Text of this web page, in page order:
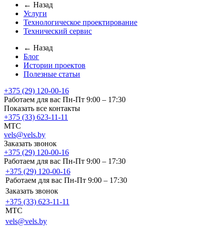
← Назад
Услуги
Технологическое проектирование
Технический сервис
← Назад
Блог
Истории проектов
Полезные статьи
+375 (29) 120-00-16
Работаем для вас Пн-Пт 9:00 – 17:30
Показать все контакты
+375 (33) 623-11-11
MTC
vels@vels.by
Заказать звонок
+375 (29) 120-00-16
Работаем для вас Пн-Пт 9:00 – 17:30
+375 (29) 120-00-16
Работаем для вас Пн-Пт 9:00 – 17:30
Заказать звонок
+375 (33) 623-11-11
MTC
vels@vels.by